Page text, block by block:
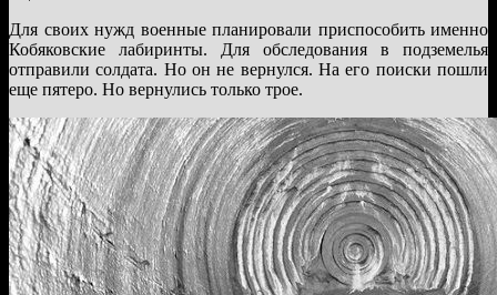
Для своих нужд военные планировали приспособить именно
Кобяковские лабиринты. Для обследования в подземелья
отправили солдата. Но он не вернулся. На его поиски пошли
еще пятеро. Но вернулись только трое.